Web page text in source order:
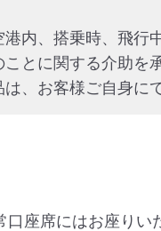
内、搭乗時、飛行
とに関する介助を
、お客様ご自身に
座席にはお座りい